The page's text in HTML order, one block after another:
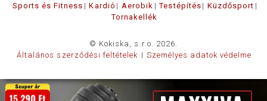
Sports és Fitness
Kardió Aerobik Testépítés
Küzdősport
Tornakellék
© Kokiska, s.r.o. 2026.
Általános szerződési feltételek
Személyes adatok védelme